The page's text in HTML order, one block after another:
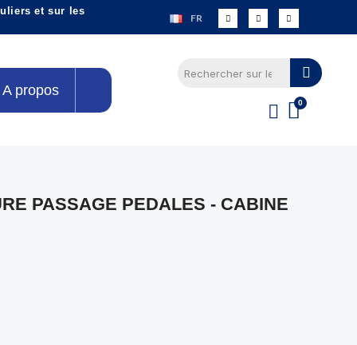
et sur les
FR
A propos
PASSAGE PEDALES - CABINE